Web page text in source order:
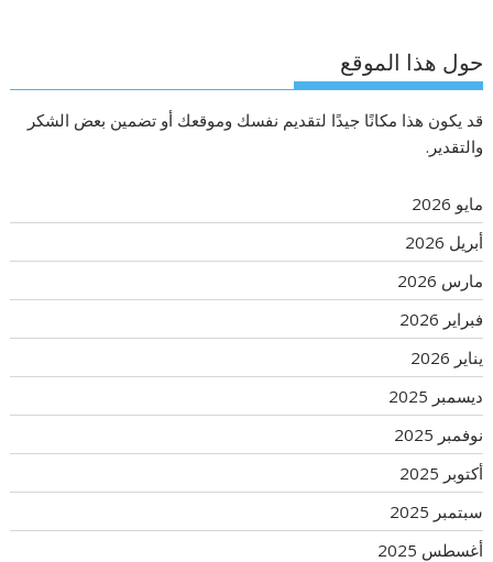
حول هذا الموقع
قد يكون هذا مكانًا جيدًا لتقديم نفسك وموقعك أو تضمين بعض الشكر
والتقدير.
مايو 2026
أبريل 2026
مارس 2026
فبراير 2026
يناير 2026
ديسمبر 2025
نوفمبر 2025
أكتوبر 2025
سبتمبر 2025
أغسطس 2025